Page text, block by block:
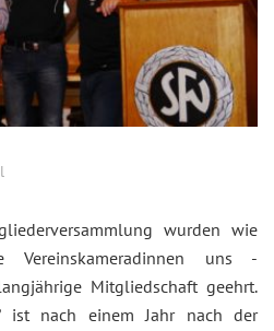
wurden wie
Vereinskameradinnen uns -
Mitgliedschaft geehrt.
ist nach einem Jahr nach der